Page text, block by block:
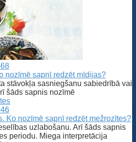
nozīmē sapnī redzēt mīdijas?
stāvokļa sasniegšanu sabiedrībā vai
šāds sapnis nozīmē
Ko nozīmē sapnī redzēt mežrozītes?
uzlabošanu. Arī šāds sapnis
periodu. Miega interpretācija